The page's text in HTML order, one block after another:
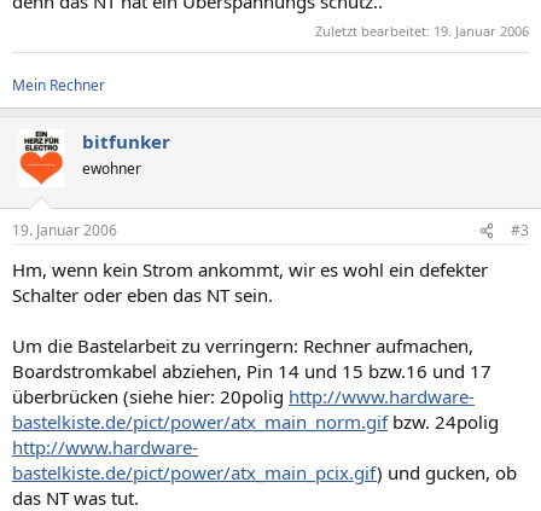
Zuletzt bearbeitet: 19. Januar 2006
Mein Rechner
bitfunker
ewohner
19. Januar 2006 #3
Hm, wenn kein Strom ankommt, wir es wohl ein defekter
Schalter oder eben das NT sein.
Um die Bastelarbeit zu verringern: Rechner aufmachen,
Boardstromkabel abziehen, Pin 14 und 15 bzw.16 und 17
überbrücken (siehe hier: 20polig http://www.hardware-
bastelkiste.de/pict/power/atx_main_norm.gifbzw. 24polig
http://www.hardware-
bastelkiste.de/pict/power/atx_main_pcix.gif) und gucken, ob
das NT was tut.